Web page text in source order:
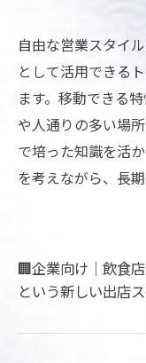
自由な営業スタイ
として活用できる
ます。移動できる
や人通りの多い場
で培った知識を活
を考えながら、長
🏢企業向け｜飲食
という新しい出店